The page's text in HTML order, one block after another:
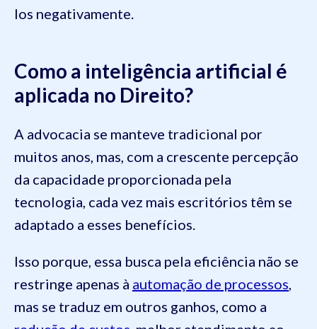
los negativamente.
Como a inteligência artificial é
aplicada no Direito?
A advocacia se manteve tradicional por
muitos anos, mas, com a crescente percepção
da capacidade proporcionada pela
tecnologia, cada vez mais escritórios têm se
adaptado a esses benefícios.
Isso porque, essa busca pela eficiência não se
restringe apenas à automação de processos
mas se traduz em outros ganhos, como a